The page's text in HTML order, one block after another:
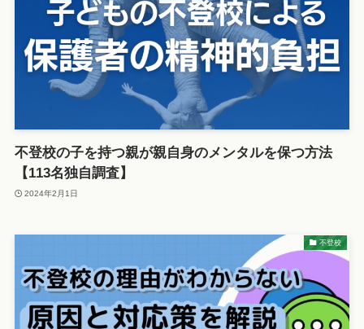
不登校の子を持つ親が親自身のメンタルを保つ方法
【113名独自調査】
2024年2月1日
不登校